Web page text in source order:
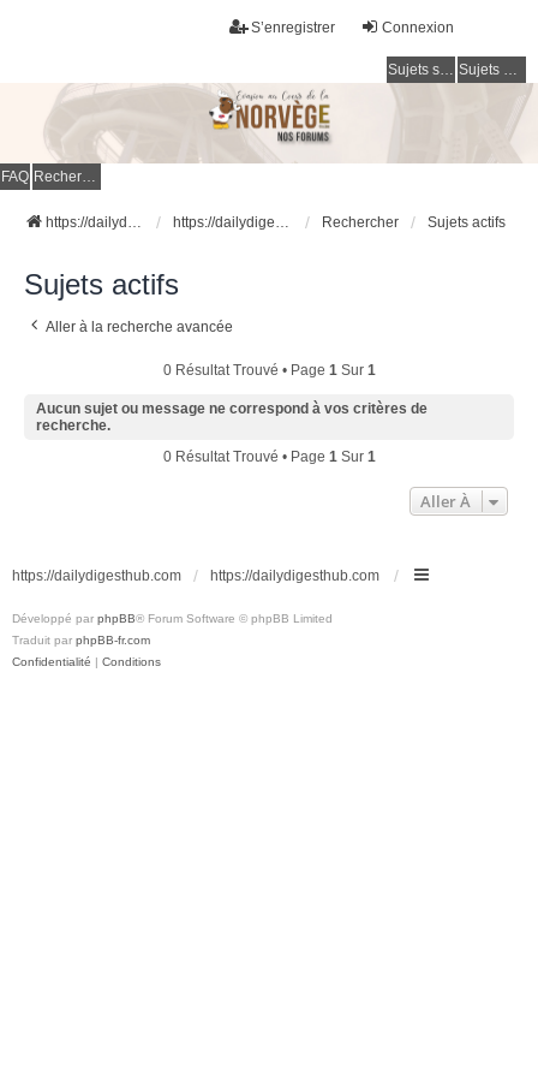
Connexion
S’enregistrer
Sujets sans réponse Sujets actifs
FAQ Rechercher
https://dailydigesthub.com https://dailydigesthub.com Rechercher Sujets actifs
Sujets actifs
Aller à la recherche avancée
0 Résultat Trouvé • Page 1Sur 1
Aucun sujet ou message ne correspond à vos critères de
recherche.
0 Résultat Trouvé • Page 1Sur 1
Aller À
https://dailydigesthub.com https://dailydigesthub.com
Développé par phpBB® Forum Software © phpBB Limited
Traduit par phpBB-fr.com
Confidentialité | Conditions